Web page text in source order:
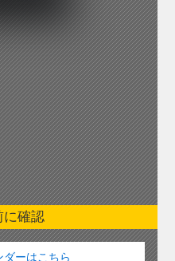
に確認
ダーはこちら